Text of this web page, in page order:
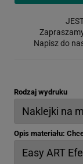
Napisz do
Rodzaj wydruku
Opis materiału: